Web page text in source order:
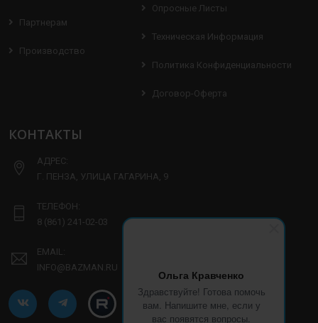
Ольга Кравченко
Здравствуйте! Готова помочь
вам. Напишите мне, если у
вас появятся вопросы.
Партнерам
Производство
Опросные Листы
Техническая Информация
Политика Конфиденциальности
Договор-Оферта
КОНТАКТЫ
АДРЕС:
Г. ПЕНЗА, УЛИЦА ГАГАРИНА, 9
ТЕЛЕФОН:
8 (861) 241-02-03
EMAIL:
INFO@BAZMAN.RU